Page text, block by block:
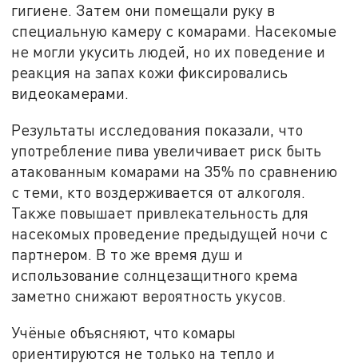
гигиене. Затем они помещали руку в
специальную камеру с комарами. Насекомые
не могли укусить людей, но их поведение и
реакция на запах кожи фиксировались
видеокамерами.
Результаты исследования показали, что
употребление пива увеличивает риск быть
атакованным комарами на 35% по сравнению
с теми, кто воздерживается от алкоголя.
Также повышает привлекательность для
насекомых проведение предыдущей ночи с
партнером. В то же время душ и
использование солнцезащитного крема
заметно снижают вероятность укусов.
Учёные объясняют, что комары
ориентируются не только на тепло и